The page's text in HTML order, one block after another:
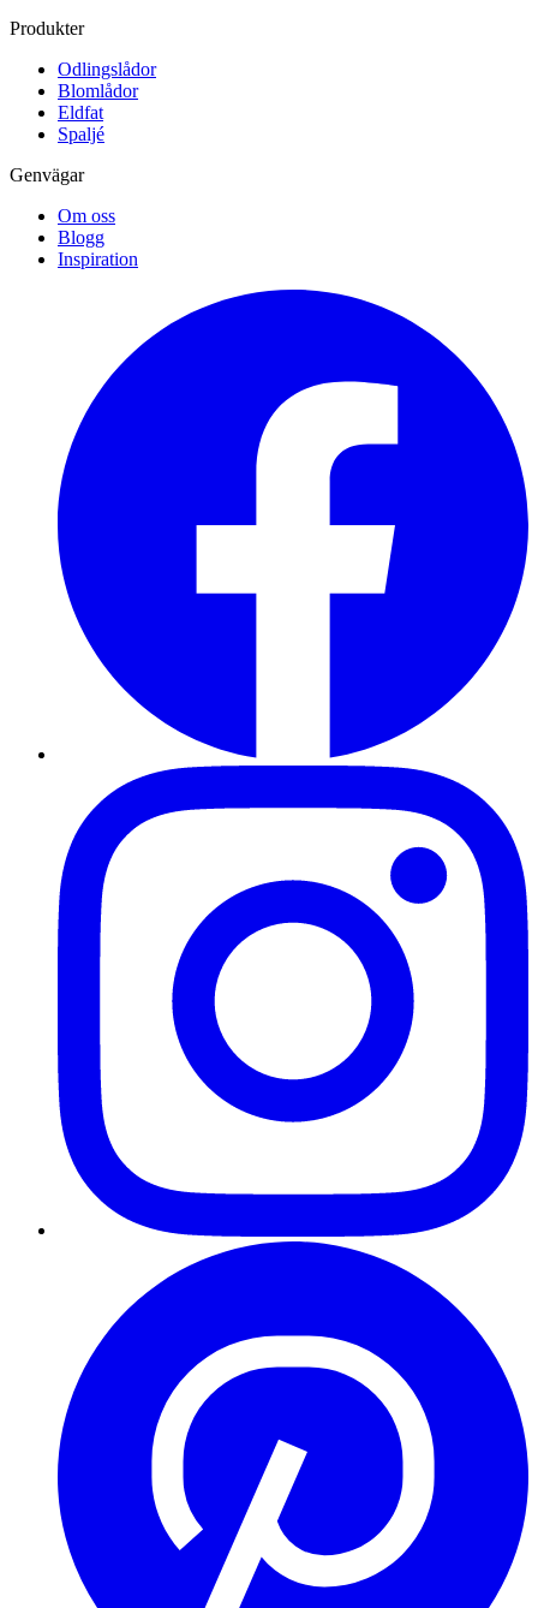
Produkter
Odlingslådor
Blomlådor
Eldfat
Spaljé
Genvägar
Om oss
Blogg
Inspiration